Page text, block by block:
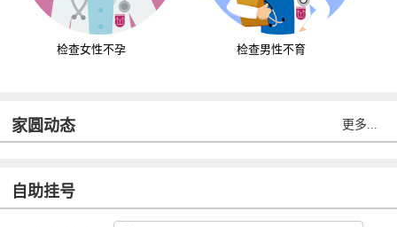
检查女性不孕 检查男性不育
家圆动态 更多...
自助挂号